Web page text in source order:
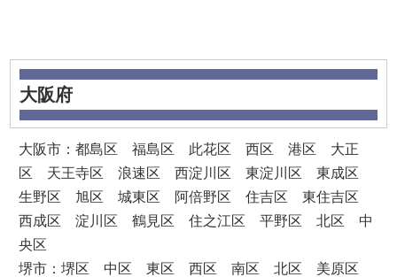
大阪府
大阪市：都島区 福島区 此花区 西区 港区 大正
区 天王寺区 浪速区 西淀川区 東淀川区 東成区
生野区 旭区 城東区 阿倍野区 住吉区 東住吉区
西成区 淀川区 鶴見区 住之江区 平野区 北区 中
央区
堺市：堺区 中区 東区 西区 南区 北区 美原区